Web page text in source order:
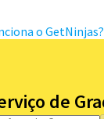
o GetNinjas?
de